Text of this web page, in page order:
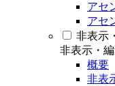
アセ
アセ
非表示
非表示・
概要
非表